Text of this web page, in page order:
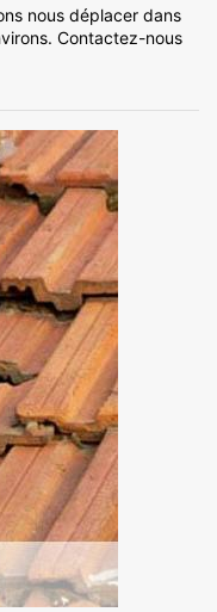
nous déplacer dans
Contactez-nous